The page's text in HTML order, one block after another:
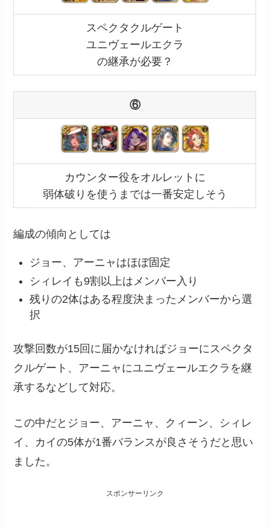
スペクタクルゲート
ユニヴェールエクラ
の継承が必要？
⑥
カウンター役をオルレットに
弱体破りを使うまでは一番安定しそう
編成の傾向としては
ジョー、アーニャはほぼ固定
シィレイも9割以上はメンバー入り
残りの2体はある程度決まったメンバーから選
択
攻撃回数が15回に届かなければジョーにスペクタ
クルゲート、アーニャにユニヴェールエクラを継
承するなどして対応。
この中だとジョー、アーニャ、クィーン、シィレ
イ、カイの5体が1番バランスが良さそうだと思い
ました。
スポンサーリンク